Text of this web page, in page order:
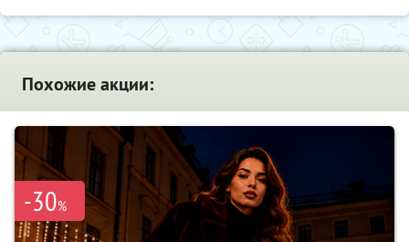
Похожие акции:
-30%